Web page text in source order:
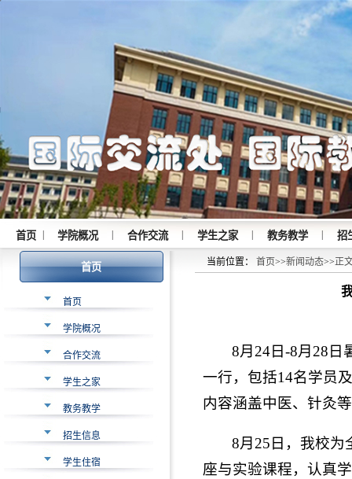
首页 学院概况 合作交流 学生之家 教务教学 招
首页
首页
学院概况
合作交流
学生之家
教务教学
招生信息
学生住宿
当前位置： 首页>>新闻动态>>正
8月24日-8月28日
一行，包括14名学员
内容涵盖中医、针灸
8月25日，我校为
座与实验课程，认真